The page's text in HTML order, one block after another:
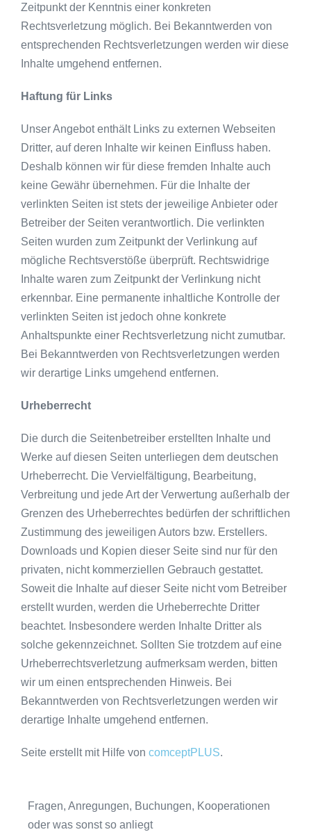
Zeitpunkt der Kenntnis einer konkreten
Rechtsverletzung möglich. Bei Bekanntwerden von
entsprechenden Rechtsverletzungen werden wir diese
Inhalte umgehend entfernen.
Haftung für Links
Unser Angebot enthält Links zu externen Webseiten
Dritter, auf deren Inhalte wir keinen Einfluss haben.
Deshalb können wir für diese fremden Inhalte auch
keine Gewähr übernehmen. Für die Inhalte der
verlinkten Seiten ist stets der jeweilige Anbieter oder
Betreiber der Seiten verantwortlich. Die verlinkten
Seiten wurden zum Zeitpunkt der Verlinkung auf
mögliche Rechtsverstöße überprüft. Rechtswidrige
Inhalte waren zum Zeitpunkt der Verlinkung nicht
erkennbar. Eine permanente inhaltliche Kontrolle der
verlinkten Seiten ist jedoch ohne konkrete
Anhaltspunkte einer Rechtsverletzung nicht zumutbar.
Bei Bekanntwerden von Rechtsverletzungen werden
wir derartige Links umgehend entfernen.
Urheberrecht
Die durch die Seitenbetreiber erstellten Inhalte und
Werke auf diesen Seiten unterliegen dem deutschen
Urheberrecht. Die Vervielfältigung, Bearbeitung,
Verbreitung und jede Art der Verwertung außerhalb der
Grenzen des Urheberrechtes bedürfen der schriftlichen
Zustimmung des jeweiligen Autors bzw. Erstellers.
Downloads und Kopien dieser Seite sind nur für den
privaten, nicht kommerziellen Gebrauch gestattet.
Soweit die Inhalte auf dieser Seite nicht vom Betreiber
erstellt wurden, werden die Urheberrechte Dritter
beachtet. Insbesondere werden Inhalte Dritter als
solche gekennzeichnet. Sollten Sie trotzdem auf eine
Urheberrechtsverletzung aufmerksam werden, bitten
wir um einen entsprechenden Hinweis. Bei
Bekanntwerden von Rechtsverletzungen werden wir
derartige Inhalte umgehend entfernen.
Seite erstellt mit Hilfe von comceptPLUS.
Fragen, Anregungen, Buchungen, Kooperationen
oder was sonst so anliegt